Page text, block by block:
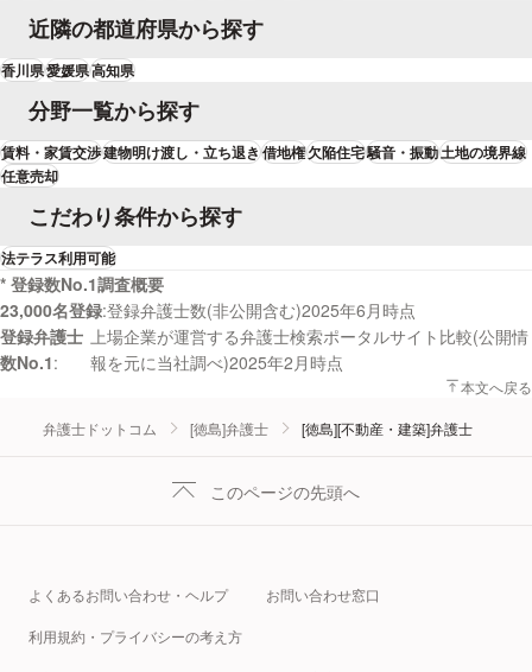
近隣の都道府県から探す
香川県愛媛県高知県
分野一覧から探す
賃料・家賃交渉建物明け渡し・立ち退き借地権欠陥住宅騒音・振動土地の境界線
任意売却
こだわり条件から探す
法テラス利用可能
* 登録数No.1調査概要
23,000名登録 登録弁護士数(非公開含む)2025年6月時点
登録弁護士
数No.1
上場企業が運営する弁護士検索ポータルサイト比較(公開情
報を元に当社調べ)2025年2月時点
本文へ戻る
弁護士ドットコム [徳島]弁護士 [徳島][不動産・建築]弁護士
このページの先頭へ
よくあるお問い合わせ・ヘルプ お問い合わせ窓口
利用規約・プライバシーの考え方